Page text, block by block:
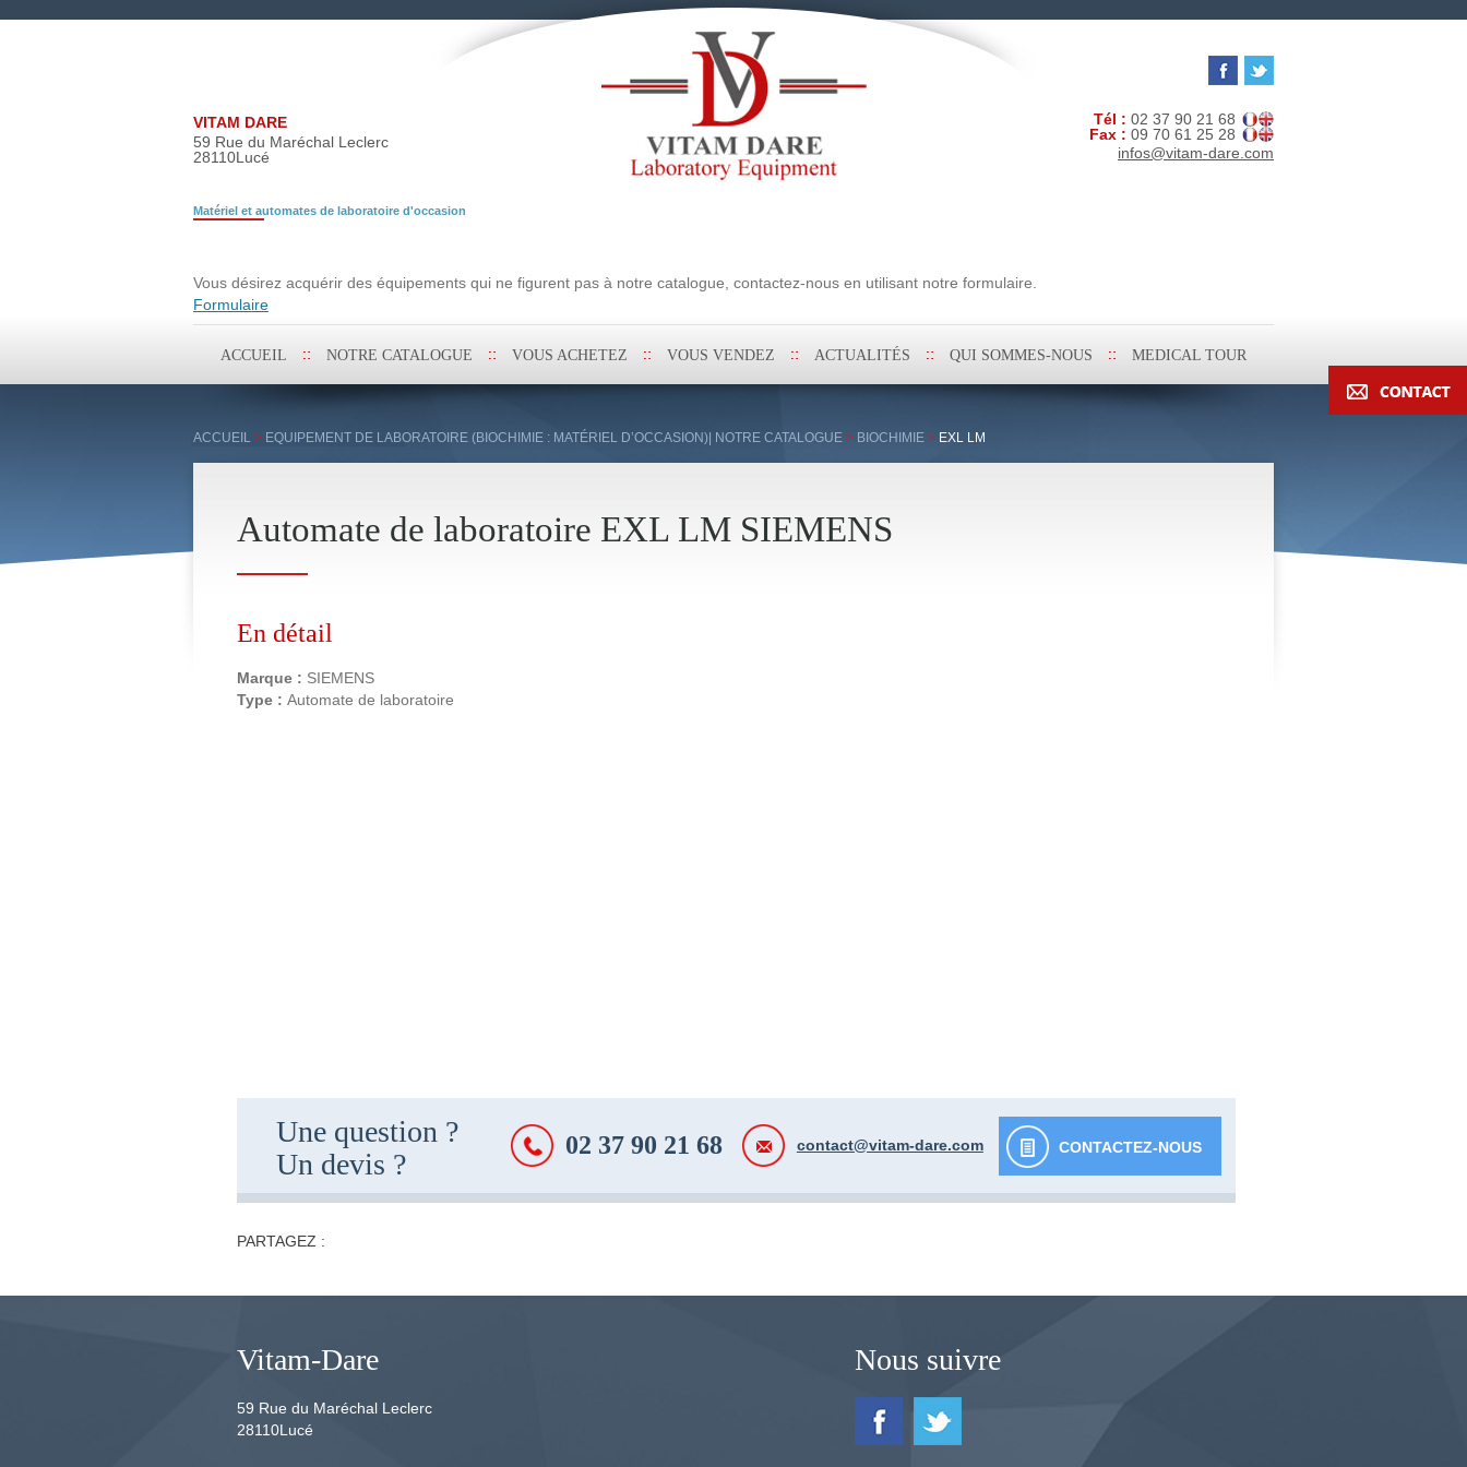
Tél : 02 37 90 21 68
Fax : 09 70 61 25 28
infos@vitam-dare.com
VITAM DARE
59 Rue du Maréchal Leclerc
28110Lucé
Matériel et automates de laboratoire d'occasion
Vous désirez acquérir des équipements qui ne figurent pas à notre catalogue, contactez-nous en utilisant notre formulaire.
Formulaire
contenu
ACCUEIL NOTRE CATALOGUE VOUS ACHETEZ VOUS VENDEZ ACTUALITÉS QUI SOMMES-NOUS MEDICAL TOUR
ACCUEIL > EQUIPEMENT DE LABORATOIRE (BIOCHIMIE : MATÉRIEL D’OCCASION)| NOTRE CATALOGUE > BIOCHIMIE > EXL LM
Automate de laboratoire EXL LM SIEMENS
En détail
Marque : SIEMENS
Type : Automate de laboratoire
Une question ?
Un devis ?
02 37 90 21 68 contact@vitam-dare.com CONTACTEZ-NOUS
PARTAGEZ :
Vitam-Dare
59 Rue du Maréchal Leclerc
28110Lucé
Nous suivre